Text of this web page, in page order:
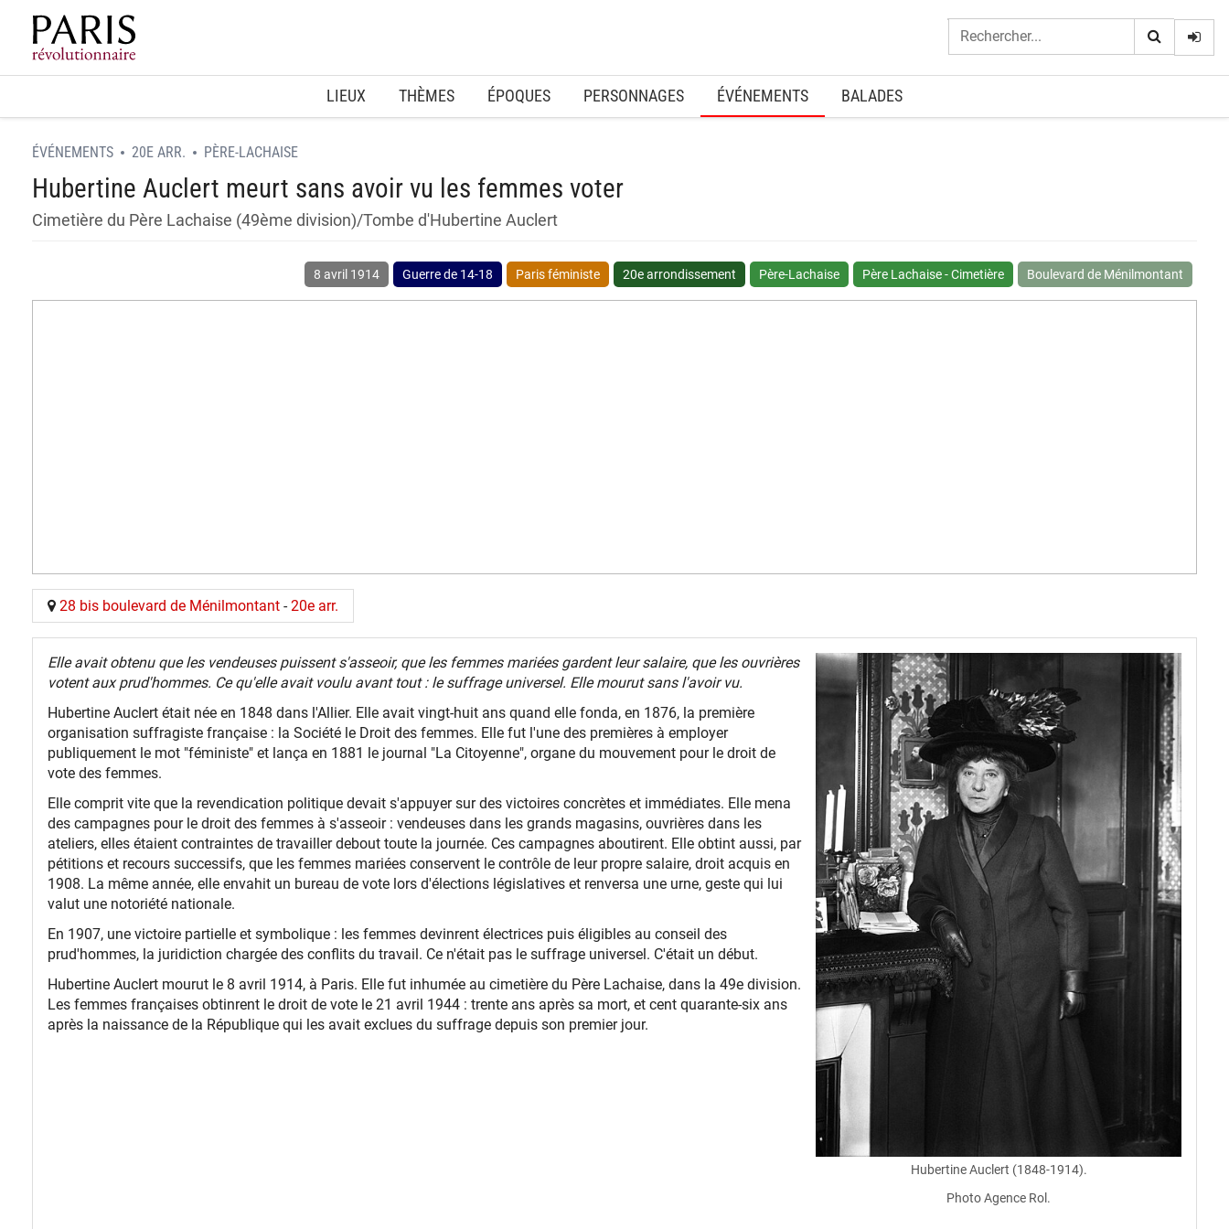
Home
LIEUX THÈMES ÉPOQUES PERSONNAGES ÉVÉNEMENTS BALADES
ÉVÉNEMENTS 20E ARR. PÈRE-LACHAISE
Hubertine Auclert meurt sans avoir vu les femmes voter
Cimetière du Père Lachaise (49ème division)/Tombe d'Hubertine Auclert
8 avril 1914 Guerre de 14-18 Paris féministe 20e arrondissement Père-Lachaise Père Lachaise - Cimetière Boulevard de Ménilmontant
28 bis boulevard de Ménilmontant -20e arr.
Hubertine Auclert (1848-1914).
Photo Agence Rol.
Elle avait obtenu que les vendeuses puissent s'asseoir, que les femmes mariées gardent leur salaire, que les ouvrières
votent aux prud'hommes. Ce qu'elle avait voulu avant tout : le suffrage universel. Elle mourut sans l'avoir vu.
Hubertine Auclert était née en 1848 dans l'Allier. Elle avait vingt-huit ans quand elle fonda, en 1876, la première
organisation suffragiste française : la Société le Droit des femmes. Elle fut l'une des premières à employer
publiquement le mot "féministe" et lança en 1881 le journal "La Citoyenne", organe du mouvement pour le droit de
vote des femmes.
Elle comprit vite que la revendication politique devait s'appuyer sur des victoires concrètes et immédiates. Elle mena
des campagnes pour le droit des femmes à s'asseoir : vendeuses dans les grands magasins, ouvrières dans les
ateliers, elles étaient contraintes de travailler debout toute la journée. Ces campagnes aboutirent. Elle obtint aussi, par
pétitions et recours successifs, que les femmes mariées conservent le contrôle de leur propre salaire, droit acquis en
1908. La même année, elle envahit un bureau de vote lors d'élections législatives et renversa une urne, geste qui lui
valut une notoriété nationale.
En 1907, une victoire partielle et symbolique : les femmes devinrent électrices puis éligibles au conseil des
prud'hommes, la juridiction chargée des conflits du travail. Ce n'était pas le suffrage universel. C'était un début.
Hubertine Auclert mourut le 8 avril 1914, à Paris. Elle fut inhumée au cimetière du Père Lachaise, dans la 49e division.
Les femmes françaises obtinrent le droit de vote le 21 avril 1944 : trente ans après sa mort, et cent quarante-six ans
après la naissance de la République qui les avait exclues du suffrage depuis son premier jour.